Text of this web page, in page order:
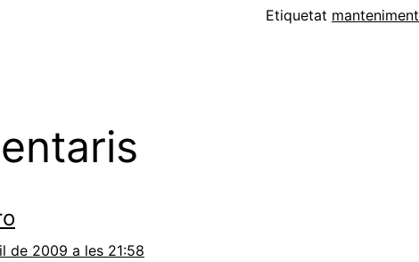
Etiquetat manteniment
de 2009 a les 21:58